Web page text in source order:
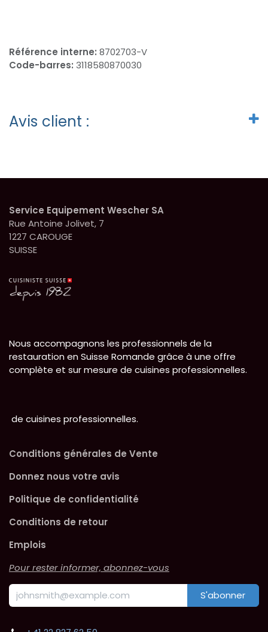
Référence interne: 8702703-V
Code-barres: 3118580870030
Avis client :
Service Equipement Wescher SA
Rue Antoine Jolivet, 7
1227 CAROUGE
SUISSE
Nous accompagnons les professionnels de la
restauration en Suisse Romande grâce à une offre
complète et sur mesure de cuisines professionnelles.
de cuisines professionnelles.
Conditions générales de Vente
Donnez nous votre avis
Politique de confidentialité
Conditions de retour
Emplois
Pour rester informer, abonnez-vous
S'abonner